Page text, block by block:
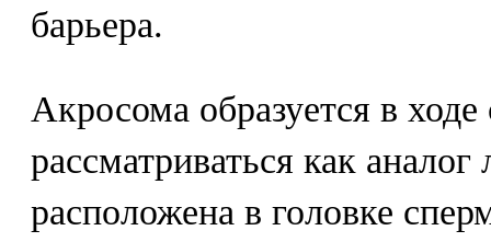
барьера.
Акросома образуется в
рассматриваться как
расположена в головке